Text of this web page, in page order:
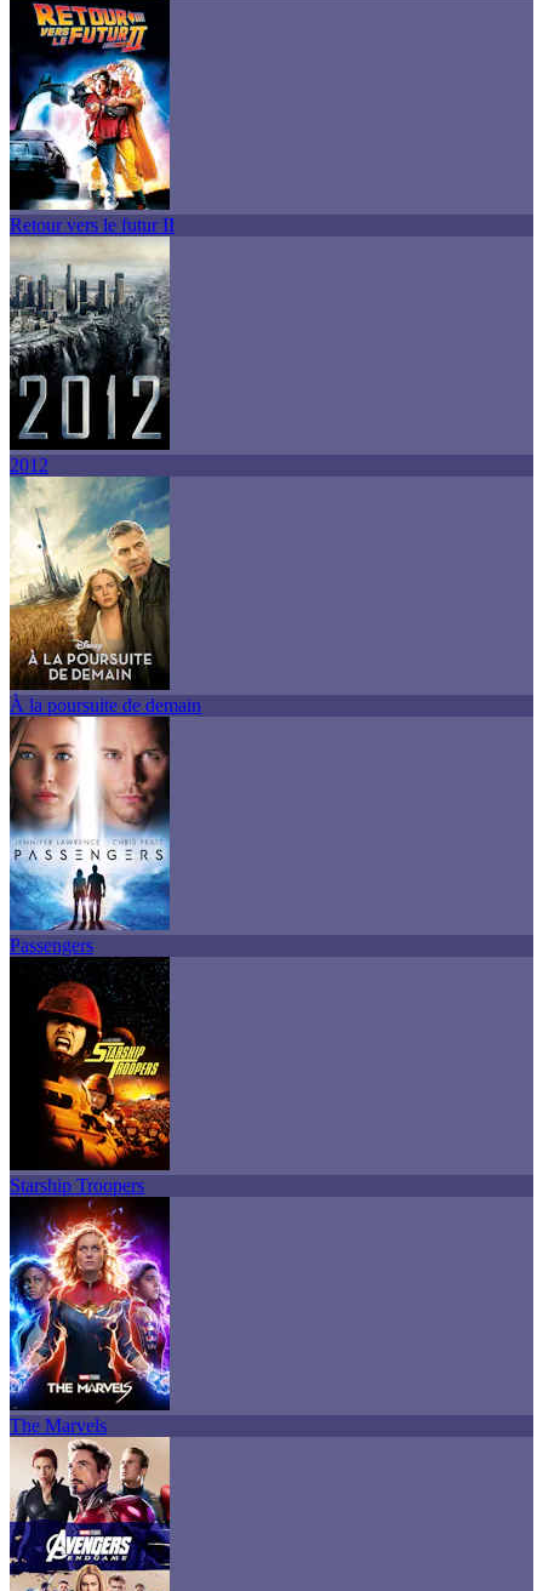
Retour vers le futur II
2012
À la poursuite de demain
Passengers
Starship Troopers
The Marvels